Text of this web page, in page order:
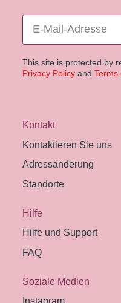
This site is protected by
Privacy Policyand Terms
Kontakt
Kontaktieren Sie uns
Adressänderung
Standorte
Hilfe
Hilfe und Support
FAQ
Soziale Medien
Instagram